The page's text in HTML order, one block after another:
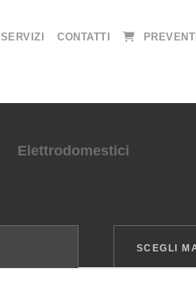
SERVIZI CONTATTI
Elettrodomestici
SCEGLI